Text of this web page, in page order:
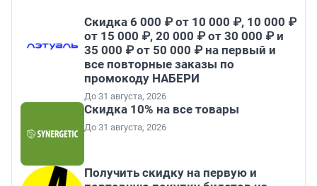
Скидка 6 000 ₽ от 10 000 ₽, 10 000 ₽
от 15 000 ₽, 20 000 ₽ от 30 000 ₽ и
35 000 ₽ от 50 000 ₽ на первый и
все повторные заказы по
промокоду НАБЕРИ
До 31 августа, 2026
Скидка 10% на все товары
До 31 августа, 2026
Получить скидку на первую и